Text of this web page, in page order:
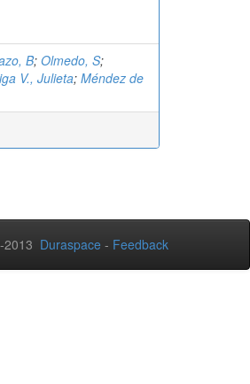
B; Olmedo, S;
V., Julieta; Méndez de
2013 Duraspace - Feedback